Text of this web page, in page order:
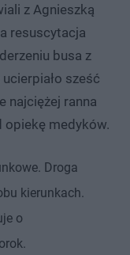
z Agnieszką
resuscytacja
busa z
sześć
najciężej ranna
opiekę medyków.
Droga
kierunkach.
o